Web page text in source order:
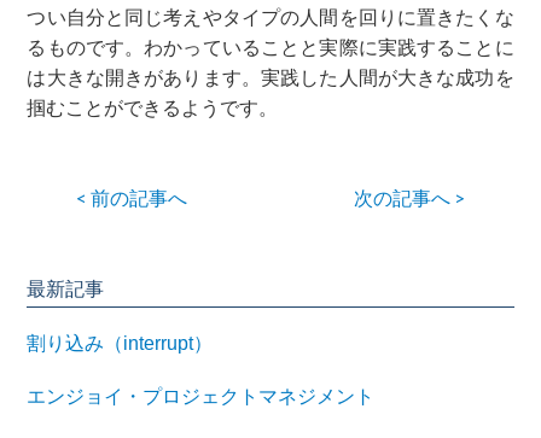
つい自分と同じ考えやタイプの人間を回りに置きたくな
るものです。わかっていることと実際に実践することに
は大きな開きがあります。実践した人間が大きな成功を
掴むことができるようです。
< 前の記事へ 次の記事へ >
最新記事
割り込み（interrupt）
エンジョイ・プロジェクトマネジメント